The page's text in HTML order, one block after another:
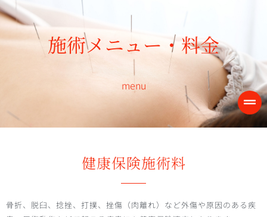
内
容
を
施術メニュー・料金
menu
健康保険施術料
骨折、脱臼、捻挫、打撲、挫傷（肉離れ）など外傷や原因のある疾